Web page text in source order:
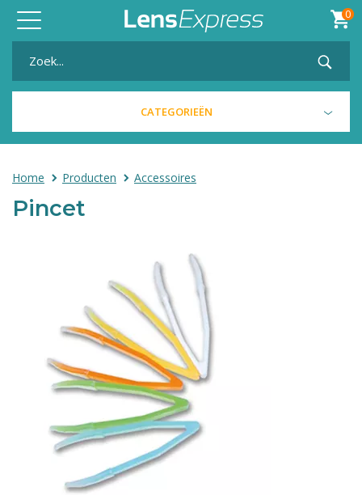
Toggle
navigation
0
CATEGORIEËN
Home Producten Accessoires
Pincet